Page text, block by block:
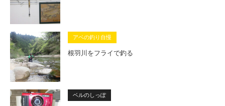
アベの釣り自慢
根羽川をフライで釣る
ベルのしっぽ